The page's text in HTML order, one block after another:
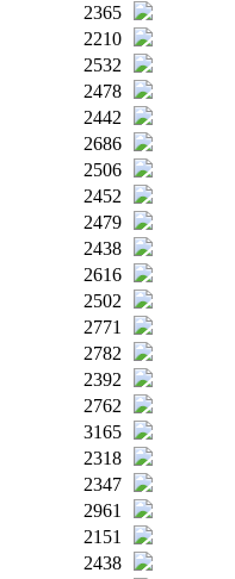
2365
2210
2532
2478
2442
2686
2506
2452
2479
2438
2616
2502
2771
2782
2392
2762
3165
2318
2347
2961
2151
2438